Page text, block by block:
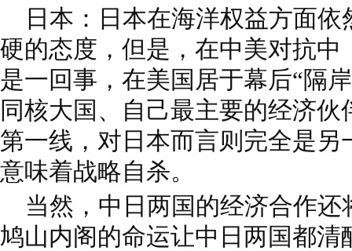
日本：日本在海洋权益方面依
硬的态度，但是，在中美对抗中
是一回事，在美国居于幕后“隔
同核大国、自己最主要的经济
第一线，对日本而言则完全是
意味着战略自杀。
当然，中日两国的经济合作还
鸠山内阁的命运让中日两国都